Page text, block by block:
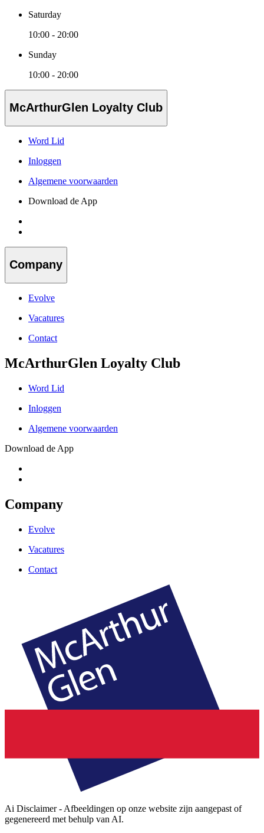
Saturday
10:00 - 20:00
Sunday
10:00 - 20:00
McArthurGlen Loyalty Club
Word Lid
Inloggen
Algemene voorwaarden
Download de App
Company
Evolve
Vacatures
Contact
McArthurGlen Loyalty Club
Word Lid
Inloggen
Algemene voorwaarden
Download de App
Company
Evolve
Vacatures
Contact
Ai Disclaimer - Afbeeldingen op onze website zijn aangepast of
gegenereerd met behulp van AI.